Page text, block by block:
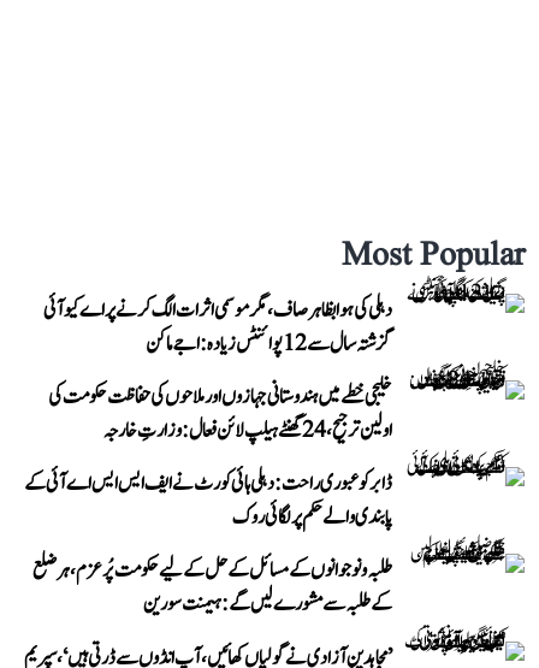
Most Popular
دہلی کی ہوا بظاہر صاف، مگر موسمی اثرات الگ کرنے پر اے کیو آئی
گزشتہ سال سے 12 پوائنٹس زیادہ: اجے ماکن
خلیجی خطے میں ہندوستانی جہازوں اور ملاحوں کی حفاظت حکومت کی
اولین ترجیح، 24 گھنٹے ہیلپ لائن فعال: وزارتِ خارجہ
ڈابر کو عبوری راحت: دہلی ہائی کورٹ نے ایف ایس ایس اے آئی کے
پابندی والے حکم پر لگائی روک
طلبہ و نوجوانوں کے مسائل کے حل کے لیے حکومت پُرعزم، ہر ضلع
کے طلبہ سے مشورے لیں گے: ہیمنت سورین
’مجاہدینِ آزادی نے گولیاں کھائیں، آپ انڈوں سے ڈرتی ہیں‘، سپریم